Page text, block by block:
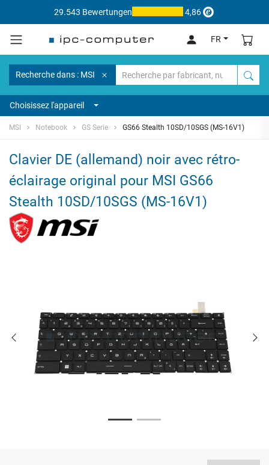
29.543 Bewertungen 4,86
FR
Recherche dans : MSI
Choisissez l'appareil
MSI Notebook GS Serie GS66 Stealth 10SD/10SGS (MS-16V1)
Clavier DE (allemand) noir avec rétro-
éclairage original pour MSI GS66
Stealth 10SD/10SGS (MS-16V1)